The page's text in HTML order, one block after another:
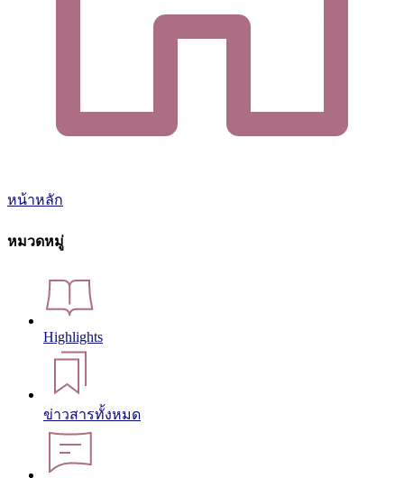
หน้าหลัก
หมวดหมู่
Highlights
ข่าวสารทั้งหมด